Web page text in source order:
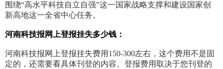
围绕“高水平科技自立自强”这一国家战略支撑和建设国家创
新高地这一全省中心任务。
河南科技报网上登报挂失多少钱：
河南科技报网上登报挂失费用150-300左右，这个费用不是固
定的，还需要看具体刊登的内容。登报费用取决于您刊登的